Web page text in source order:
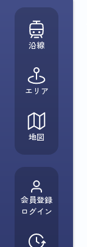
沿線
エリア
地図
会員登録
ログイン